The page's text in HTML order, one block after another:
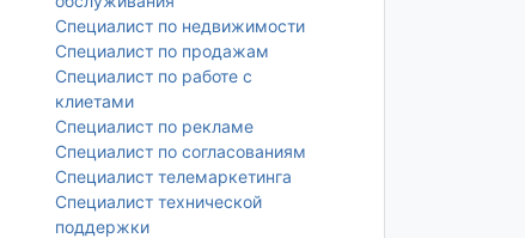
Специалист по недвижимости
Специалист по продажам
Специалист по работе с
клиетами
Специалист по рекламе
Специалист по согласованиям
Специалист телемаркетинга
Специалист технической
поддержки